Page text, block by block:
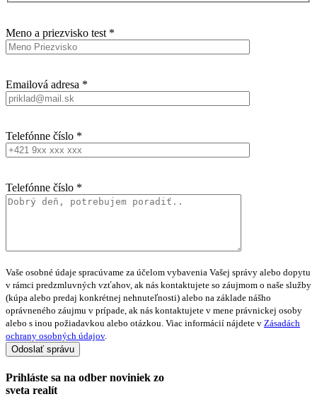
Meno a priezvisko test *
Emailová adresa *
Telefónne číslo *
Telefónne číslo *
Vaše osobné údaje spracúvame za účelom vybavenia Vašej správy alebo dopytu
v rámci predzmluvných vzťahov, ak nás kontaktujete so záujmom o naše služby
(kúpa alebo predaj konkrétnej nehnuteľnosti) alebo na základe nášho
oprávneného záujmu v prípade, ak nás kontaktujete v mene právnickej osoby
alebo s inou požiadavkou alebo otázkou. Viac informácií nájdete v Zásadách
ochrany osobných údajov.
Prihláste sa na odber noviniek zo
sveta realít